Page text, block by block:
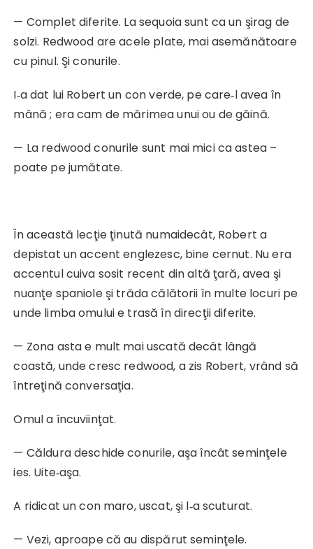
— Complet diferite. La sequoia sunt ca un şirag de
solzi. Redwood are acele plate, mai asemănătoare
cu pinul. Şi conurile.
I‑a dat lui Robert un con verde, pe care‑l avea în
mână ; era cam de mărimea unui ou de găină.
— La redwood conurile sunt mai mici ca astea –
poate pe jumătate.
În această lecţie ţinută numaidecât, Robert a
depistat un accent englezesc, bine cernut. Nu era
accentul cuiva sosit recent din altă ţară, avea şi
nuanţe spaniole şi trăda călătorii în multe locuri pe
unde limba omului e trasă în direcţii diferite.
— Zona asta e mult mai uscată decât lângă
coastă, unde cresc redwood, a zis Robert, vrând să
întreţină conversaţia.
Omul a încuviinţat.
— Căldura deschide conurile, aşa încât seminţele
ies. Uite‑aşa.
A ridicat un con maro, uscat, şi l‑a scuturat.
— Vezi, aproape că au dispărut seminţele.